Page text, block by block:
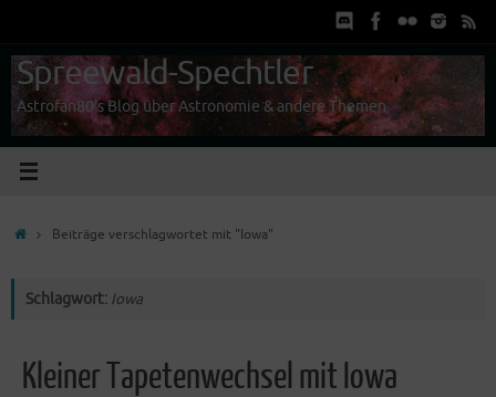
springen
Spreewald-Spechtler
Astrofan80's Blog über Astronomie & andere Themen
StartBeiträge verschlagwortet mit "Iowa"
Schlagwort: Iowa
Kleiner Tapetenwechsel mit Iowa